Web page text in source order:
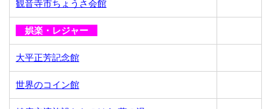
観音寺市ちょうさ会館
娯楽・レジャー
大平正芳記念館
世界のコイン館